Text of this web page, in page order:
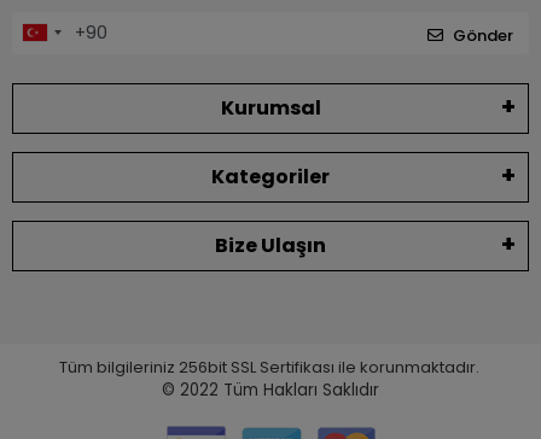
Gönder
Kurumsal
Kategoriler
Bize Ulaşın
Tüm bilgileriniz 256bit SSL Sertifikası ile korunmaktadır.
© 2022 Tüm Hakları Saklıdır